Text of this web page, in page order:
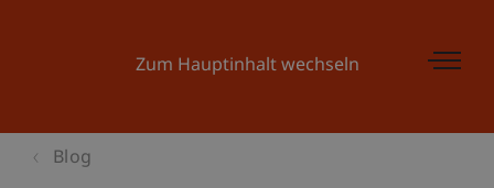
Zum Hauptinhalt wechseln
Blog